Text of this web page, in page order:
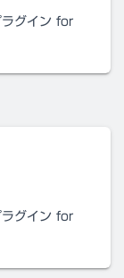
グイン for
グイン for